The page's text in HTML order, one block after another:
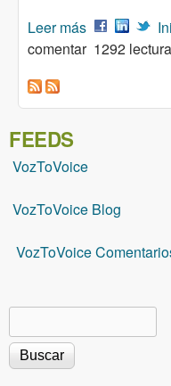
Leer más sobre
Telefónica -
comentar 1292
FEEDS
VozToVoice
VozToVoice Blog
VozToVoice
Formulario de